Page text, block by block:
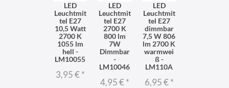
LED
Leuchtmit
tel E27
10,5 Watt
2700 K
1055 lm
hell -
LM10055
3,95 €*
LED
Leuchtmit
tel E27
2700 K
800 lm
7W
Dimmbar
-
LM10046
4,95 €*
LED
Leuchtmit
tel E27
dimmbar
7,5 W 806
lm 2700 K
warmwei
ß -
LM110A
6,95 €*